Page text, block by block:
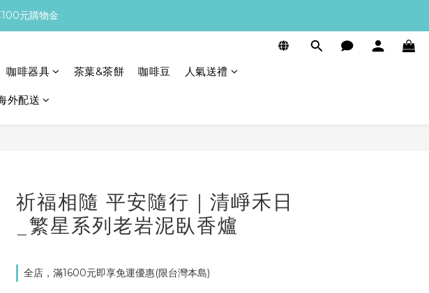
元購物金
咖啡器具 茶葉&茶餅 咖啡豆 人氣送禮
外配送
祈福相隨 平安隨行｜清崢禾日
_繁星系列老岩泥臥香爐
全店，滿1600元即享免運優惠(限台灣本島)